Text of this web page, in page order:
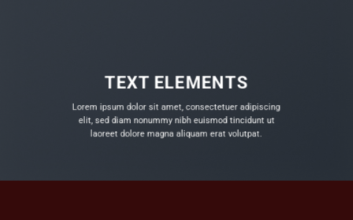
TEXT ELEMENTS
Lorem ipsum dolor sit amet, consectetuer adipiscing
elit, sed diam nonummy nibh euismod tincidunt ut
laoreet dolore magna aliquam erat volutpat.